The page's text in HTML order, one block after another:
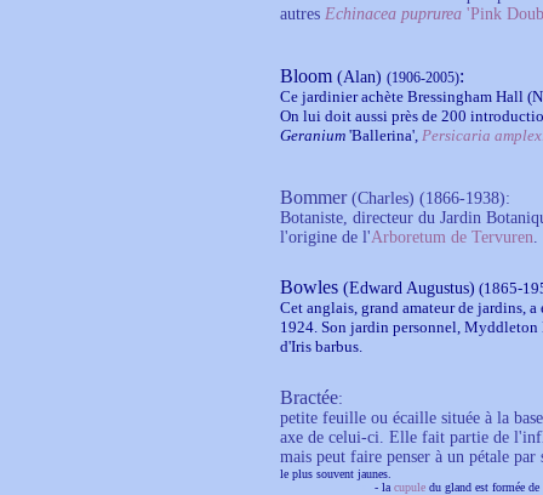
autres Echinacea puprurea 'Pink
Bloom (Alan) (1906-2005):
Ce jardinier achète Bressingham Hall
On lui doit aussi près de 200
Geranium 'Ballerina', Persicaria
Bommer (Charles) (1866-1938):
Botaniste, directeur du Jardin
l'origine de l'Arboretum de Tervuren.
Bowles (Edward Augustus) (1865-
Cet anglais, grand amateur de jardins,
1924. Son jardin personnel,
d'Iris barbus.
Bractée:
petite feuille ou écaille située à la
axe de celui-ci. Elle fait partie de
mais peut faire penser à un pétale
le plus souvent jaunes.
- la cupule du gland est formée de